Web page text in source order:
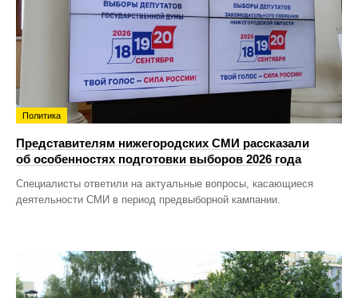
Политика
Представителям нижегородских СМИ рассказали
об особенностях подготовки выборов 2026 года
Специалисты ответили на актуальные вопросы, касающиеся
деятельности СМИ в период предвыборной кампании.